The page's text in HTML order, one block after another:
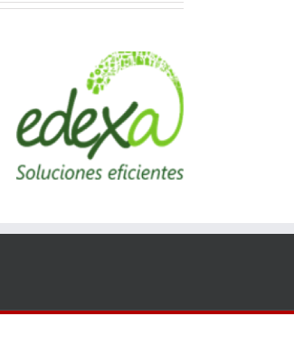
D&L Distribuciones